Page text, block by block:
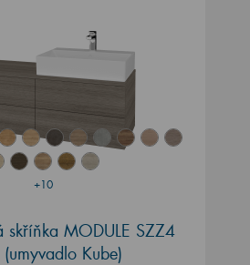
+10
skříňka MODULE SZZ4
(umyvadlo Kube)